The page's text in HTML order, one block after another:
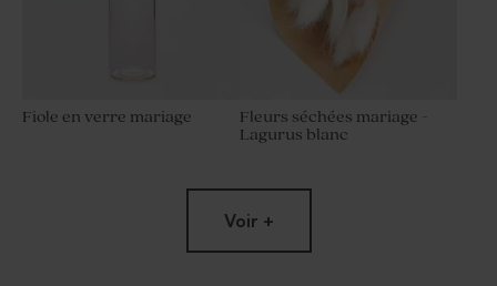
Fiole en verre mariage
Fleurs séchées mariage -
Lagurus blanc
Voir +